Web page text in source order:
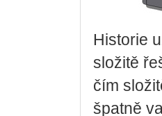
Historie
složitě
čím
špatně